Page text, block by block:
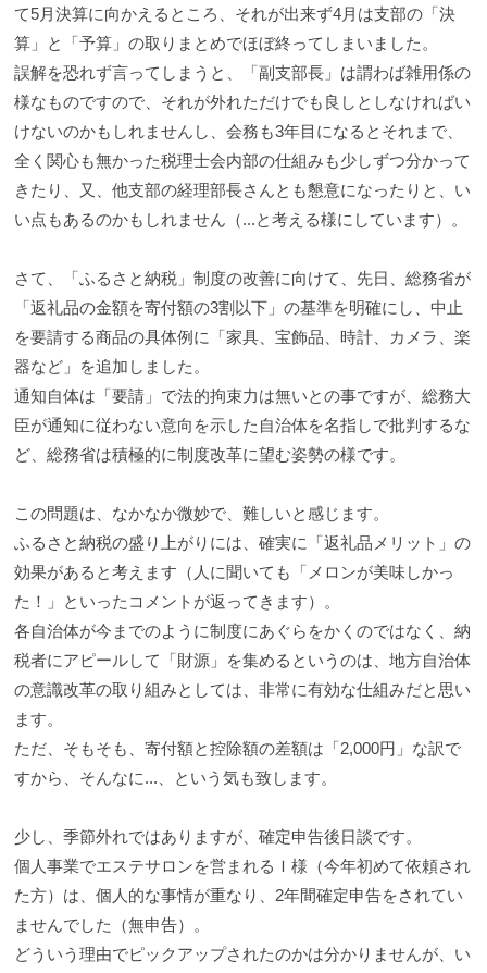
て5月決算に向かえるところ、それが出来ず4月は支部の「決
算」と「予算」の取りまとめでほぼ終ってしまいました。
誤解を恐れず言ってしまうと、「副支部長」は謂わば雑用係の
様なものですので、それが外れただけでも良しとしなければい
けないのかもしれませんし、会務も3年目になるとそれまで、
全く関心も無かった税理士会内部の仕組みも少しずつ分かって
きたり、又、他支部の経理部長さんとも懇意になったりと、い
い点もあるのかもしれません（...と考える様にしています）。
さて、「ふるさと納税」制度の改善に向けて、先日、総務省が
「返礼品の金額を寄付額の3割以下」の基準を明確にし、中止
を要請する商品の具体例に「家具、宝飾品、時計、カメラ、楽
器など」を追加しました。
通知自体は「要請」で法的拘束力は無いとの事ですが、総務大
臣が通知に従わない意向を示した自治体を名指しで批判するな
ど、総務省は積極的に制度改革に望む姿勢の様です。
この問題は、なかなか微妙で、難しいと感じます。
ふるさと納税の盛り上がりには、確実に「返礼品メリット」の
効果があると考えます（人に聞いても「メロンが美味しかっ
た！」といったコメントが返ってきます）。
各自治体が今までのように制度にあぐらをかくのではなく、納
税者にアピールして「財源」を集めるというのは、地方自治体
の意識改革の取り組みとしては、非常に有効な仕組みだと思い
ます。
ただ、そもそも、寄付額と控除額の差額は「2,000円」な訳で
すから、そんなに...、という気も致します。
少し、季節外れではありますが、確定申告後日談です。
個人事業でエステサロンを営まれるＩ様（今年初めて依頼され
た方）は、個人的な事情が重なり、2年間確定申告をされてい
ませんでした（無申告）。
どういう理由でピックアップされたのかは分かりませんが、い